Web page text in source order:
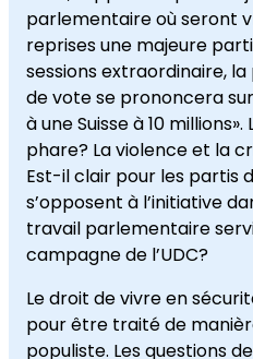
parlementaire où seront
reprises une majeure
sessions extraordinaire,
de vote se prononcera sur
à une Suisse à 10
phare? La violence et la
Est-il clair pour les partis
s’opposent à l’initiative
travail parlementaire
campagne de l’UDC?
Le droit de vivre en
pour être traité de
populiste. Les questions